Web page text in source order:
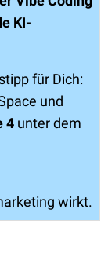
KI-
für Dich:
und
4 unter dem
wirkt.